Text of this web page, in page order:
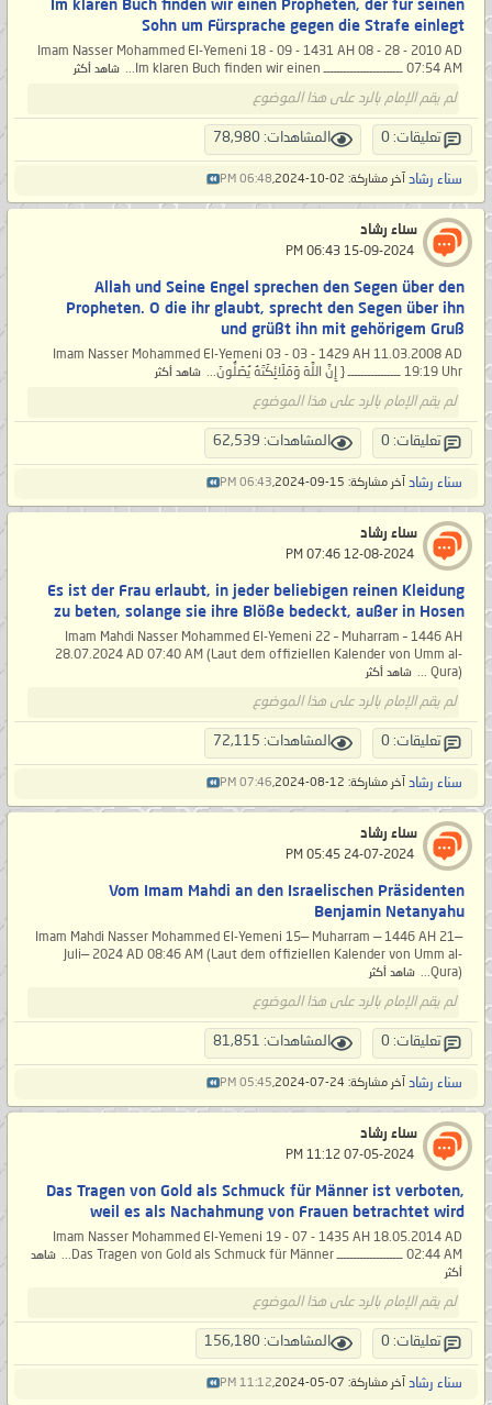
Im klaren Buch finden wir einen Propheten, der für seinen
Sohn um Fürsprache gegen die Strafe einlegt
Imam Nasser Mohammed El-Yemeni 18 - 09 - 1431 AH 08 - 28 - 2010 AD
07:54 AM ــــــــــــــــــــــــ Im klaren Buch finden wir einen...
شاهد أكثر
لم يقم الإمام بالرد على هذا الموضوع
تعليقات: 0 المشاهدات: 78,980
سناء رشاد آخر مشاركة: 02-10-2024, 06:48 PM
سناء رشاد
Allah und Seine Engel sprechen den Segen über den
Propheten. O die ihr glaubt, sprecht den Segen über ihn
und grüßt ihn mit gehörigem Gruß
Imam Nasser Mohammed El-Yemeni 03 - 03 - 1429 AH 11.03.2008 AD
19:19 Uhr ــــــــــــــــ { إِنَّ اللَّهَ وَمَلَائِكَتَهُ يُصَلُّونَ...
شاهد أكثر
لم يقم الإمام بالرد على هذا الموضوع
تعليقات: 0 المشاهدات: 62,539
سناء رشاد آخر مشاركة: 15-09-2024, 06:43 PM
سناء رشاد
Es ist der Frau erlaubt, in jeder beliebigen reinen Kleidung
zu beten, solange sie ihre Blöße bedeckt, außer in Hosen
Imam Mahdi Nasser Mohammed El-Yemeni 22 – Muharram – 1446 AH
28.07.2024 AD 07:40 AM (Laut dem offiziellen Kalender von Umm al-
Qura) ...
شاهد أكثر
لم يقم الإمام بالرد على هذا الموضوع
تعليقات: 0 المشاهدات: 72,115
سناء رشاد آخر مشاركة: 12-08-2024, 07:46 PM
سناء رشاد
Vom Imam Mahdi an den Israelischen Präsidenten
Benjamin Netanyahu
Imam Mahdi Nasser Mohammed El-Yemeni 15— Muharram — 1446 AH 21—
Juli— 2024 AD 08:46 AM (Laut dem offiziellen Kalender von Umm al-
Qura)...
شاهد أكثر
لم يقم الإمام بالرد على هذا الموضوع
تعليقات: 0 المشاهدات: 81,851
سناء رشاد آخر مشاركة: 24-07-2024, 05:45 PM
سناء رشاد
Das Tragen von Gold als Schmuck für Männer ist verboten,
weil es als Nachahmung von Frauen betrachtet wird
Imam Nasser Mohammed El-Yemeni 19 - 07 - 1435 AH 18.05.2014 AD
02:44 AM ــــــــــــــــــــ Das Tragen von Gold als Schmuck für Männer...
شاهد
أكثر
لم يقم الإمام بالرد على هذا الموضوع
تعليقات: 0 المشاهدات: 156,180
سناء رشاد آخر مشاركة: 07-05-2024, 11:12 PM